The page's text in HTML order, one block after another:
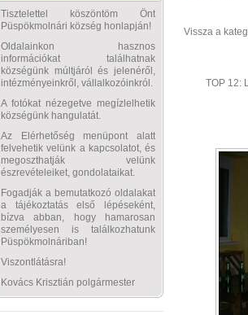
Tisztelettel köszöntöm Önt
Püspökmolnári község honlapján!
Oldalainkon hasznos
információkat találhatnak
községünk múltjáról és jelenéről,
intézményeinkről, vállalkozóinkról.
A fotókat nézegetve megízlelhetik
községünk hangulatát.
Az Elérhetőség menüpont alatt
felvehetik velünk a kapcsolatot, és
megoszthatják velünk
észrevételeiket, gondolataikat.
Fogadják a bemutatkozó oldalakat
a tájékoztatás első lépéseként,
bízva abban, hogy hamarosan
személyesen is találkozhatunk
Püspökmolnáriban!
Viszontlátásra!
Kovács Krisztián polgármester
Vissza a
TOP 12: